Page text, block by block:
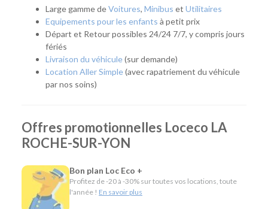
adaptée. Facilement accessible, elle dessert La Roche-sur-
Yon, mais aussi l'ensemble de la Vendée grâce à une offre de
véhicules répondant aux besoins des particuliers, des
artisans et des entreprises.
Quel véhicule choisir ?
Citadines et compactes pour les déplacements du
quotidien.
les longs trajets.
Minibus pour voyager en groupe.
Utilitaires de différentes capacités pour les
déménagements, les travaux ou le transport de
Large gamme deVoitures, Minibus et Utilitaires
Equipements pour les enfants à petit prix
Départ et Retour possibles 24/24 7/7, y compris jours
fériés
Livraison du véhicule(sur demande)
Location Aller Simple(avec rapatriement du véhicule
par nos soins)
Offres promotionnelles Loceco LA
ROCHE-SUR-YON
Bon plan Loc Eco +
Profitez de -20 à -30% sur toutes vos locations, toute
l'année ! En savoir plus